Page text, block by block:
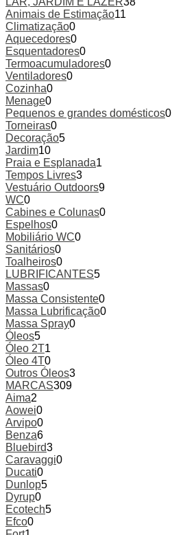
Animais de Estimação11
Climatização0
Aquecedores0
Esquentadores0
Termoacumuladores0
Ventiladores0
Cozinha0
Menage0
Pequenos e grandes domésticos0
Torneiras0
Decoração5
Jardim10
Praia e Esplanada1
Tempos Livres3
Vestuário Outdoors9
WC0
Cabines e Colunas0
Espelhos0
Mobiliário WC0
Sanitários0
Toalheiros0
LUBRIFICANTES5
Massas0
Massa Consistente0
Massa Lubrificação0
Massa Spray0
Óleos5
Óleo 2T1
Óleo 4T0
Outros Óleos3
MARCAS309
Aima2
Aowei0
Arvipo0
Benza6
Bluebird3
Caravaggi0
Ducati0
Dunlop5
Dyrup0
Ecotech5
Efco0